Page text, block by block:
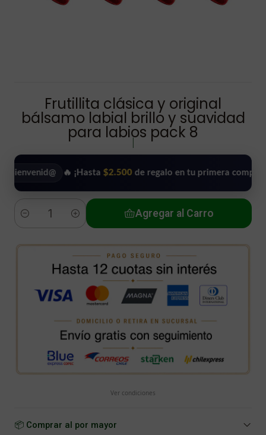
Frutillita clásica y original
bálsamo labial brillo y suavidad
para labios pack 8
🔥 ¡Hasta$2.500de regalo en tu primera compra! •
Cantidad
Agregar al Carro
Ver condiciones
📦 Comprar al por mayor